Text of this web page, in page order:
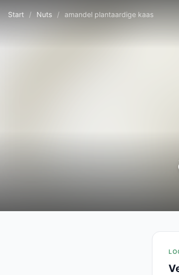
Start / Nuts / amandel plantaardige kaas